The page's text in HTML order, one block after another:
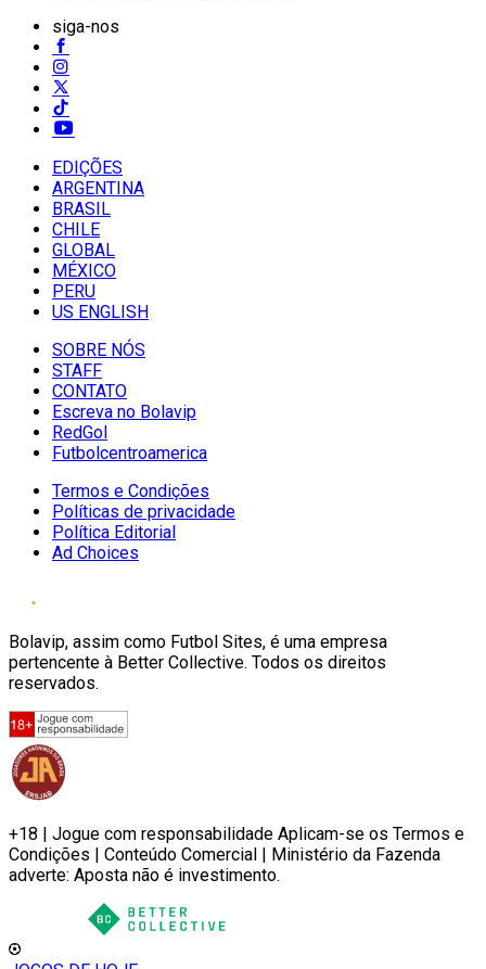
siga-nos
EDIÇÕES
ARGENTINA
BRASIL
CHILE
GLOBAL
MÉXICO
PERU
US ENGLISH
SOBRE NÓS
STAFF
CONTATO
Escreva no Bolavip
RedGol
Futbolcentroamerica
Termos e Condições
Políticas de privacidade
Política Editorial
Ad Choices
Bolavip, assim como Futbol Sites, é uma empresa
pertencente à Better Collective. Todos os direitos
reservados.
+18 | Jogue com responsabilidade Aplicam-se os Termos e
Condições | Conteúdo Comercial | Ministério da Fazenda
adverte: Aposta não é investimento.